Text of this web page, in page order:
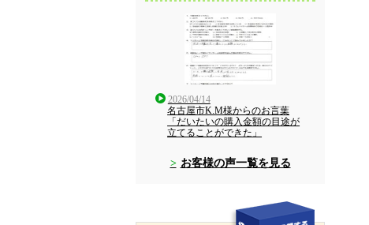
2026/04/14
名古屋市K.M様からのお言葉
「だいたいの購入金額の目途が
立てることができた」
お客様の声一覧を見る